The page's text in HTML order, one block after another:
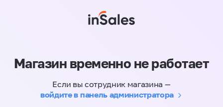
Магазин временно не работает
Если вы сотрудник магазина —
войдите в панель администратора